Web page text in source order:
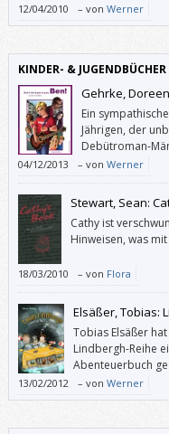
12/04/2010 – von Werner
KINDER- & JUGENDBÜCHER
Gehrke,
Ein
Jährigen, der
Debütroman-
fallen.
04/12/2013 – von Werner
Stewart, Sean:
Cathy ist
Hinweisen, was
18/03/2010 – von Flora
Elsäßer, Tobias:
Tobias Elsäßer
Lindbergh-Reihe
Abenteuerbuch
13/02/2012 – von Werner